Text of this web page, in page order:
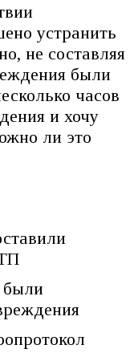
устранить
не составляя
были
часов
и хочу
ли это
были